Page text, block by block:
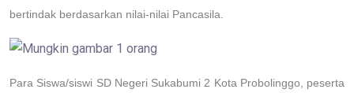
bertindak berdasarkan nilai-nilai Pancasila.
Para Siswa/siswi SD Negeri Sukabumi 2 Kota Probolinggo , peserta